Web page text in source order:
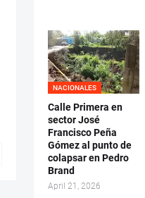
NACIONALES
Calle Primera en
sector José
Francisco Peña
Gómez al punto de
colapsar en Pedro
Brand
April 21, 2026